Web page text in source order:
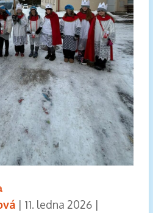
| 11. ledna 2026|